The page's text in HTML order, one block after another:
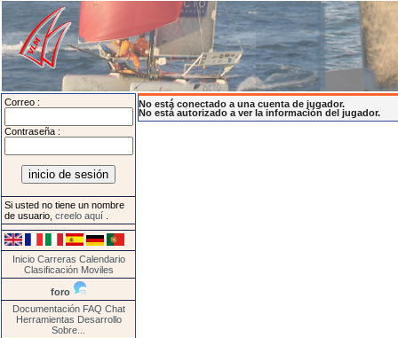
Correo :
Contraseña :
Si usted no tiene un nombre
de usuario, creelo aquí
Inicio Carreras Calendario
Clasificación Moviles
foro
Documentación FAQ Chat
Herramientas Desarrollo
Sobre...
No está conectado a una cuenta de jugador.
No está autorizado a ver la información del jugador.